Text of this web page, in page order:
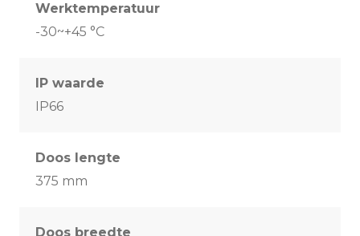
Werktemperatuur
-30~+45 °C
IP waarde
IP66
Doos lengte
375 mm
Doos breedte